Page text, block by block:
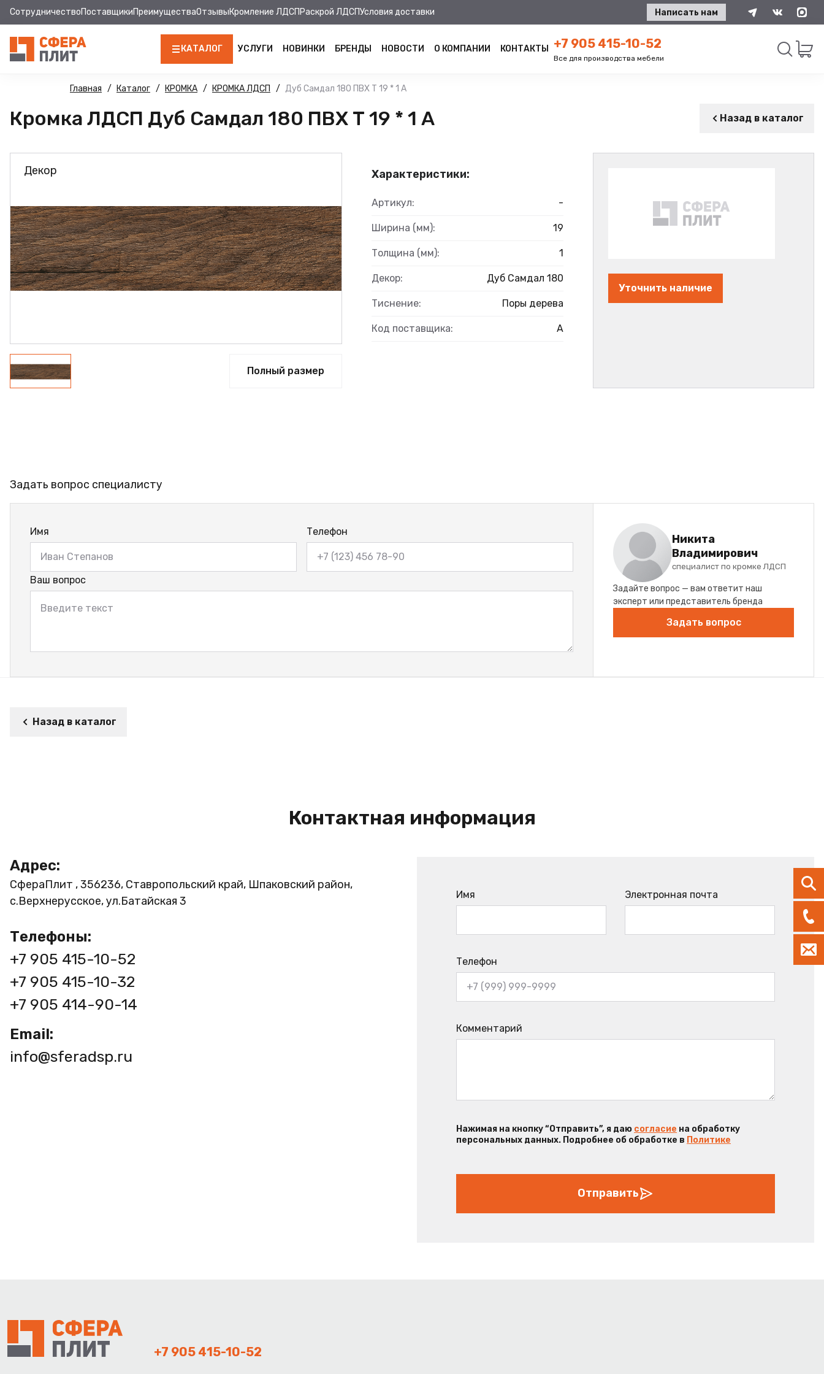
СотрудничествоПоставщикиПреимуществаОтзывыКромление ЛДСП Раскрой ЛДСПУсловия доставки Написать нам
КАТАЛОГ
ЛДСП
КРОМКА
ХДФ
ДВПО
ФАНЕРА
УСЛУГИ НОВИНКИ БРЕНДЫ НОВОСТИ О КОМПАНИИ КОНТАКТЫ +7 905 415-10-52
Все для производства мебели
Главная Каталог КРОМКА КРОМКА ЛДСП Дуб Самдал 180 ПВХ Т 19 * 1 А
Кромка ЛДСП Дуб Самдал 180 ПВХ Т 19 * 1 А Назад в каталог
Декор
Полный размер
Характеристики:
Артикул: -
Ширина (мм): 19
Толщина (мм): 1
Декор: Дуб Самдал 180
Тиснение: Поры дерева
Код поставщика: А
Уточнить наличие
Задать вопрос специалисту
Имя Телефон
Ваш вопрос
Никита
Владимирович
специалист по кромке ЛДСП
Задайте вопрос — вам ответит наш
эксперт или представитель бренда
Задать вопрос
Назад в каталог
Контактная информация
Адрес:
СфераПлит , 356236, Ставропольский край, Шпаковский район,
с.Верхнерусское, ул.Батайская 3
Телефоны:
+7 905 415-10-52
+7 905 415-10-32
+7 905 414-90-14
Email:
info@sferadsp.ru
Имя Электронная почта
Телефон
Комментарий
Нажимая на кнопку “Отправить”, я даю согласие на обработку
персональных данных. Подробнее об обработке в Политике
Отправить
+7 905 415-10-52